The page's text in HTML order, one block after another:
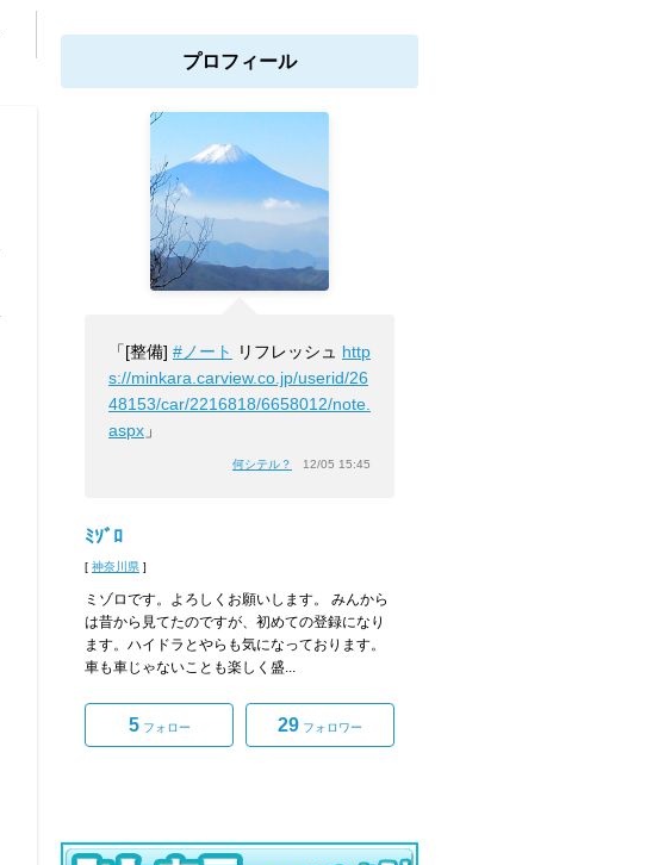
プロフィール
「[整備] #ノート リフレッシュ http
s://minkara.carview.co.jp/userid/26
48153/car/2216818/6658012/note.
aspx 」
何シテル？ 12/05 15:45
ﾐｿﾞﾛ
[ 神奈川県 ]
ミゾロです。よろしくお願いします。 みんから
は昔から見てたのですが、初めての登録になり
ます。ハイドラとやらも気になっております。
車も車じゃないことも楽しく盛...
5フォロー 29 フォロワー